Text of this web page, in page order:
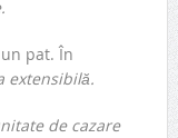
pat. În
extensibilă.
de cazare